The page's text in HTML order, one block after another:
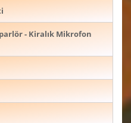
- Kiralık Mikrofon